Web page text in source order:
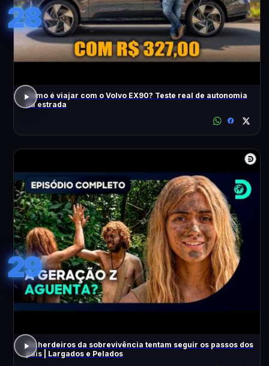
28
Como é viajar com o Volvo EX90? Teste real de autonomia
na estrada
29
Os herdeiros da sobrevivência tentam seguir os passos dos
pais | Largados e Pelados